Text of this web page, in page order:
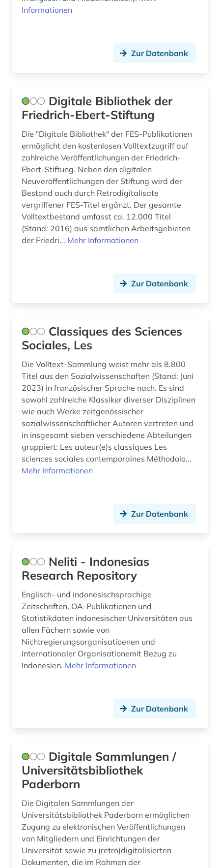
lusitanistik (2)
marktdaten (1)
medienwissenschaft (2)
medizinrecht (1)
mesosoziologie (1)
metasuchmaschine (2)
methodik (1)
militärwesen (1)
mittlerer osten (1)
musikwissenschaft (1)
naher osten (3)
national institute for newman studies (1)
naturwissenschaft (1)
naturwissenschaften (32)
newman (1)
orientalistik (1)
patent (2)
pharmazie (7)
philosophie (7)
physik (4)
politikwissenschaften (1)
politische wissenschaft (5)
politologie (6)
portugal (2)
portugiesisch (2)
presse (3)
Informationen
Zur Datenbank
Digitale Bibliothek der
Friedrich-Ebert-Stiftung
Die "Digitale Bibliothek" der FES-Publikationen
ermöglicht den kostenlosen Volltextzugriff auf
zahlreiche Veröffentlichungen der Friedrich-
Ebert-Stiftung. Neben den digitalen
Neuveröffentlichungen der Stiftung wird der
Bestand auch durch Retrodigitalisate
vergriffener FES-Titel ergänzt. Der gesamte
Volltextbestand umfasst ca. 12.000 Titel
(Stand: 2016) aus sämtlichen Arbeitsgebieten
der Friedri... Mehr Informationen
Zur Datenbank
Classiques des Sciences
Sociales, Les
Die Volltext-Sammlung weist mehr als 8.800
Titel aus den Sozialwissenschaften (Stand: Juni
2023) in französischer Sprache nach. Es sind
sowohl zahlreiche Klassiker diverser Disziplinen
wie auch Werke zeitgenössischer
sozialwissenschaftlicher Autoren vertreten und
in insgesamt sieben verschiedene Abteilungen
gruppiert: Les auteur(e)s classiques Les
sciences sociales contemporaines Méthodolo...
Mehr Informationen
Zur Datenbank
Neliti - Indonesias
Research Repository
Englisch- und indonesischsprachige
Zeitschriften, OA-Publikationen und
Statistikdaten indonesischer Universitäten aus
allen Fächern sowie von
Nichtregierungsorganisatioenen und
Internationaler Organisationemit Bezug zu
Indonesien. Mehr Informationen
Zur Datenbank
Digitale Sammlungen /
Universitätsbibliothek
Paderborn
Die Digitalen Sammlungen der
Universitätsbibliothek Paderborn ermöglichen
Zugang zu elektronischen Veröffentlichungen
von Mitgliedern und Einrichtungen der
Universität sowie zu (retro)digitalisierten
Dokumenten, die im Rahmen der